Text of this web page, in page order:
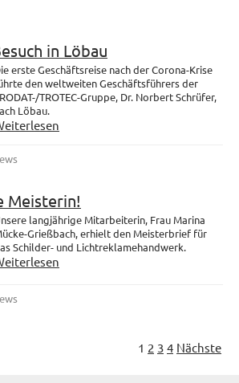
in Löbau
erste Geschäftsreise nach der Corona-Krise
den weltweiten Geschäftsführers der
TROTEC-Gruppe, Dr. Norbert Schrüfer,
Löbau.
Meisterin!
langjährige Mitarbeiterin, Frau Marina
Grießbach, erhielt den Meisterbrief für
Schilder- und Lichtreklamehandwerk.
1 2 3 4 Nächste